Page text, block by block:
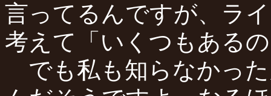
言ってるんですが、ラ
考えて「いくつもある
でも私も知らなかっ